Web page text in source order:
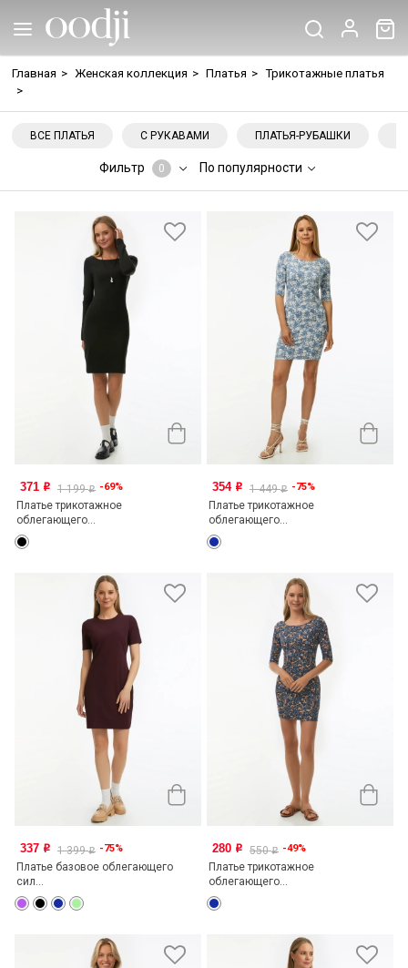
Главная > Женская коллекция > Платья > Трикотажные платья
>
ВСЕ ПЛАТЬЯ С РУКАВАМИ ПЛАТЬЯ-РУБАШКИ
Фильтр 0 По популярности
371 o 1 199o -69%
Платье трикотажное
облегающего...
354 o 1 449o -75%
Платье трикотажное
облегающего...
337 o 1 399o -75%
Платье базовое облегающего
сил...
280 o 550o -49%
Платье трикотажное
облегающего...